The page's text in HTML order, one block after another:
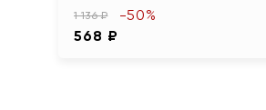
1 136 ₽
568 ₽
-50%